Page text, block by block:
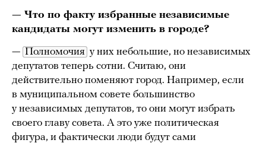
— Что по факту избранные независимые
кандидаты могут изменить в городе?
— Полномочия у них небольшие, но независимых
депутатов теперь сотни. Считаю, они
действительно поменяют город. Например, если
в муниципальном совете большинство
у независимых депутатов, то они могут избрать
своего главу совета. А это уже политическая
фигура, и фактически люди будут сами